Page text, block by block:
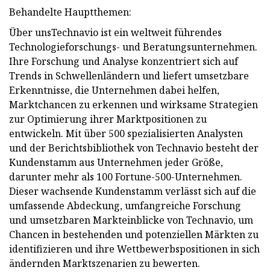
Behandelte Hauptthemen:
Über unsTechnavio ist ein weltweit führendes
Technologieforschungs- und Beratungsunternehmen.
Ihre Forschung und Analyse konzentriert sich auf
Trends in Schwellenländern und liefert umsetzbare
Erkenntnisse, die Unternehmen dabei helfen,
Marktchancen zu erkennen und wirksame Strategien
zur Optimierung ihrer Marktpositionen zu
entwickeln. Mit über 500 spezialisierten Analysten
und der Berichtsbibliothek von Technavio besteht der
Kundenstamm aus Unternehmen jeder Größe,
darunter mehr als 100 Fortune-500-Unternehmen.
Dieser wachsende Kundenstamm verlässt sich auf die
umfassende Abdeckung, umfangreiche Forschung
und umsetzbaren Markteinblicke von Technavio, um
Chancen in bestehenden und potenziellen Märkten zu
identifizieren und ihre Wettbewerbspositionen in sich
ändernden Marktszenarien zu bewerten.